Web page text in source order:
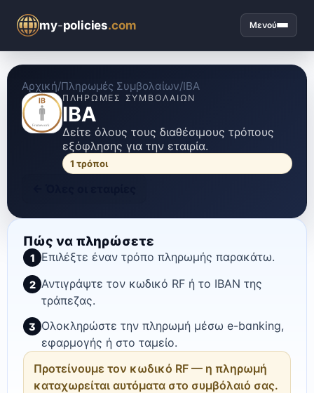
my-policies.com Μενού
Αρχική/Πληρωμές Συμβολαίων/IBA
ΠΛΗΡΩΜΈΣ ΣΥΜΒΟΛΑΊΩΝ
IBA
Δείτε όλους τους διαθέσιμους τρόπους
εξόφλησης για την εταιρία.
1 τρόποι
Πώς να πληρώσετε
1 Επιλέξτε έναν τρόπο πληρωμής παρακάτω.
2 Αντιγράψτε τον κωδικό RF ή το IBAN της
τράπεζας.
3 Ολοκληρώστε την πληρωμή μέσω e-banking,
εφαρμογής ή στο ταμείο.
Προτείνουμε τον κωδικό RF — η πληρωμή
καταχωρείται αυτόματα στο συμβόλαιό σας.